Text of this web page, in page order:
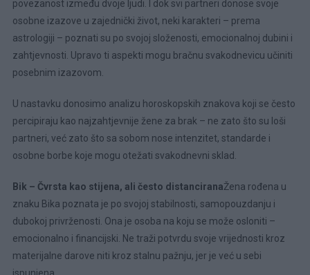
povezanost između dvoje ljudi. I dok svi partneri donose svoje
osobne izazove u zajednički život, neki karakteri – prema
astrologiji – poznati su po svojoj složenosti, emocionalnoj dubini i
zahtjevnosti. Upravo ti aspekti mogu bračnu svakodnevicu učiniti
posebnim izazovom.
U nastavku donosimo analizu horoskopskih znakova koji se često
percipiraju kao najzahtjevnije žene za brak – ne zato što su loši
partneri, već zato što sa sobom nose intenzitet, standarde i
osobne borbe koje mogu otežati svakodnevni sklad.
Bik – Čvrsta kao stijena, ali često distanciranaŽena rođena u
znaku Bika poznata je po svojoj stabilnosti, samopouzdanju i
dubokoj privrženosti. Ona je osoba na koju se može osloniti –
emocionalno i financijski. Ne traži potvrdu svoje vrijednosti kroz
materijalne darove niti kroz stalnu pažnju, jer je već u sebi
ispunjena.